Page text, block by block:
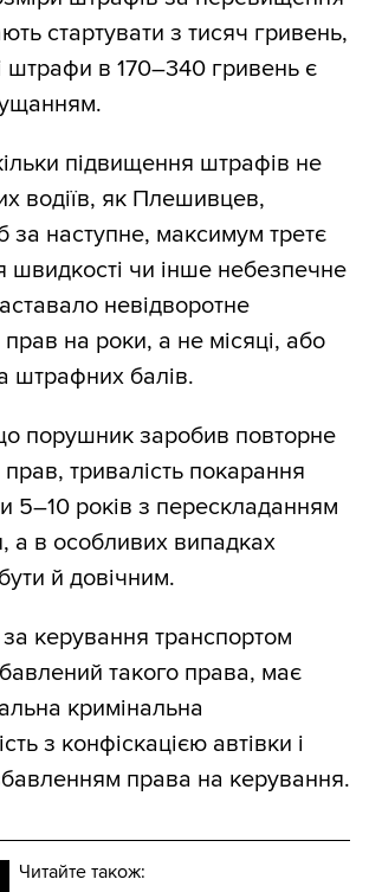
стартувати з тисяч гривень,
штрафи в 170–340 гривень є
підвищення штрафів не
водіїв, як Плешивцев,
наступне, максимум третє
чи інше небезпечне
невідворотне
на роки, а не місяці, або
штрафних балів.
порушник заробив повторне
тривалість покарання
5–10 років з перескладанням
а в особливих випадках
й довічним.
керування транспортом
такого права, має
кримінальна
з конфіскацією автівки і
права на керування.
Читайте також: